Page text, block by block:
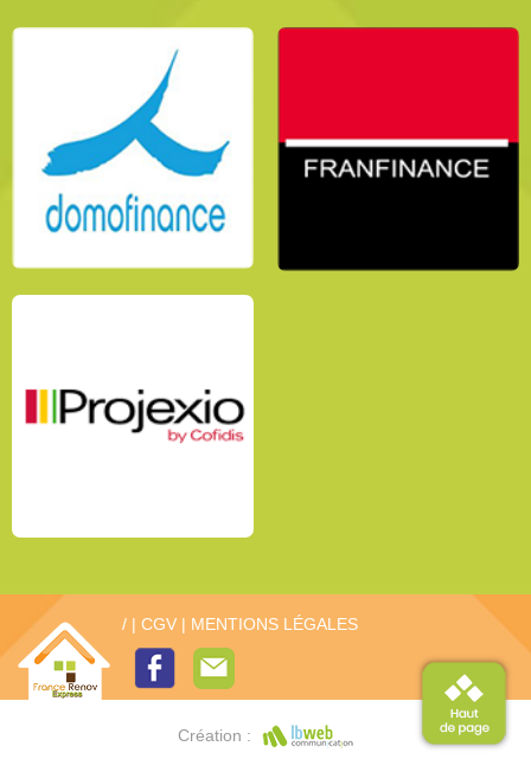
/ | CGV | MENTIONS LÉGALES
Création :